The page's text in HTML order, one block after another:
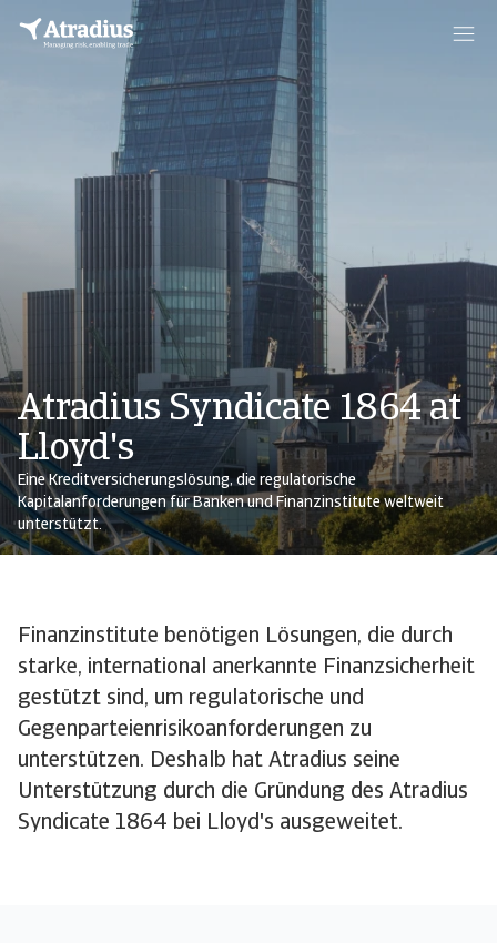
Atradius Syndicate 1864 at
Lloyd's
Eine Kreditversicherungslösung, die regulatorische
Kapitalanforderungen für Banken und Finanzinstitute weltweit
unterstützt.
Finanzinstitute benötigen Lösungen, die durch
starke, international anerkannte Finanzsicherheit
gestützt sind, um regulatorische und
Gegenparteienrisikoanforderungen zu
unterstützen. Deshalb hat Atradius seine
Unterstützung durch die Gründung des Atradius
Syndicate 1864 bei Lloyd's ausgeweitet.